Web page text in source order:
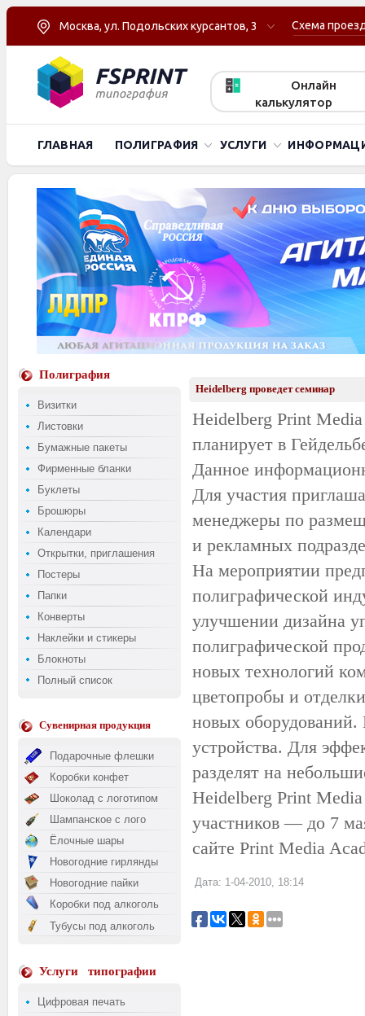
Москва, ул. Подольских курсантов, 3 Схема
Онлайн
калькулятор
ГЛАВНАЯ ПОЛИГРАФИЯ УСЛУГИ
Полиграфия
Визитки
Листовки
Бумажные пакеты
Фирменные бланки
Буклеты
Брошюры
Календари
Открытки, приглашения
Постеры
Папки
Конверты
Наклейки и стикеры
Блокноты
Полный список
Сувенирная продукция
Подарочные флешки
Коробки конфет
Шоколад с логотипом
Шампанское с лого
Ёлочные шары
Новогодние гирлянды
Новогодние пайки
Коробки под алкоголь
Тубусы под алкоголь
Услуги типографии
Цифровая печать
Heidelberg проведет семинар
Heidelberg Print
планирует в
Данное
Для участия
менеджеры по
и рекламных
На мероприятии
полиграфической
улучшении дизайна
полиграфической
новых технологий
цветопробы и
новых
устройства. Для
разделят на
Heidelberg Print
участников — до 7
сайте Print Media
Дата: 1-04-2010, 18:14